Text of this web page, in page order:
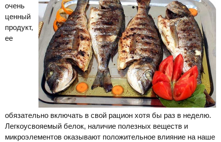
очень
ценный
продукт,
ее
обязательно включать в свой рацион хотя бы раз в неделю.
Легкоусвояемый белок, наличие полезных веществ и
микроэлементов оказывают положительное влияние на наше